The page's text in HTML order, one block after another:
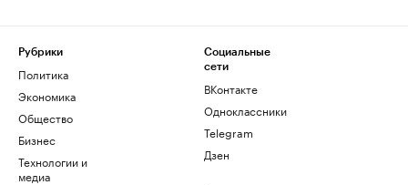
Рубрики
Политика
Экономика
Общество
Бизнес
Технологии и
медиа
Социальные
сети
ВКонтакте
Одноклассники
Telegram
Дзен